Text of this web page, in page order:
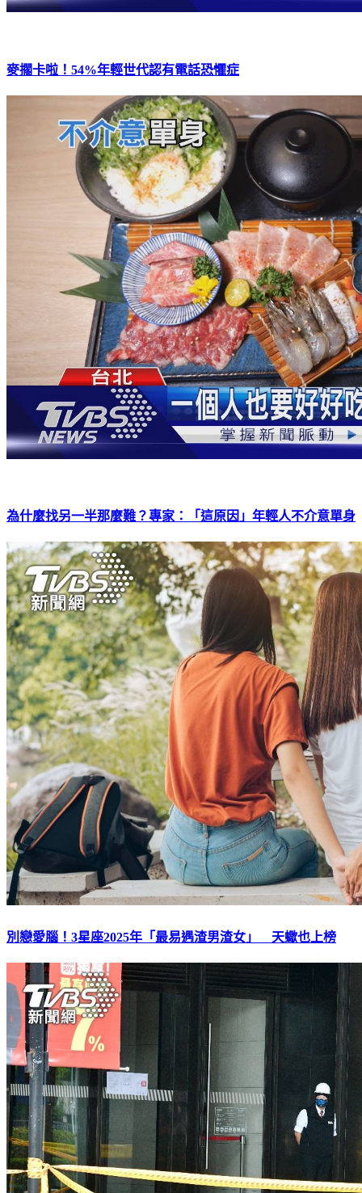
麥擱卡啦！54%年輕世代認有電話恐懼症
為什麼找另一半那麼難？專家：「這原因」年輕人不介意單身
別戀愛腦！3星座2025年「最易遇渣男渣女」 天蠍也上榜